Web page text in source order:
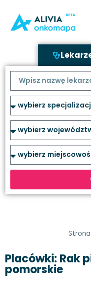
Placówki: Rak
pomorskie